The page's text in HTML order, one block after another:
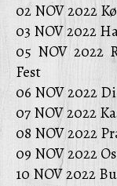
02 NOV 2022
03 NOV 2022
05 NOV 2022
Fest
06 NOV 2022
07 NOV 2022
08 NOV 2022
09 NOV 2022
10 NOV 2022